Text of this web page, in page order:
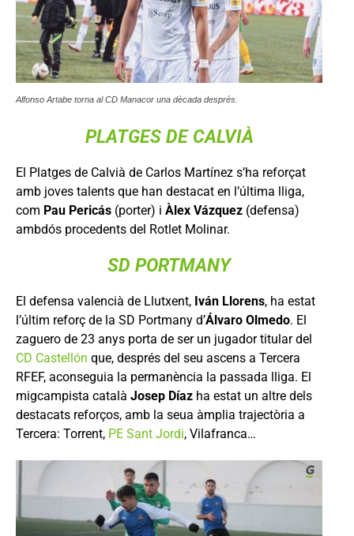
Alfonso Artabe torna al CD Manacor una dècada després.
PLATGES DE CALVIÀ
El Platges de Calvià de Carlos Martínez s’ha reforçat
amb joves talents que han destacat en l’última lliga,
com Pau Pericás (porter) i Àlex Vázquez (defensa)
ambdós procedents del Rotlet Molinar.
SD PORTMANY
El defensa valencià de Llutxent, Iván Llorens, ha estat
l’últim reforç de la SD Portmany d’Álvaro Olmedo. El
zaguero de 23 anys porta de ser un jugador titular del
CD Castellón que, després del seu ascens a Tercera
RFEF, aconseguia la permanència la passada lliga. El
migcampista català Josep Díaz ha estat un altre dels
destacats reforços, amb la seua àmplia trajectòria a
Tercera: Torrent, PE Sant Jordi, Vilafranca…